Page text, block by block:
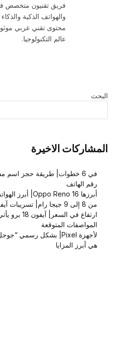
فريق تقنيون متخصص
والهواتف الذكية
محتوى تقني عربي
عالم التكنولوجيا.
البحث
المشاركات الاخيرة
في 6 خطوات| طريقة حجز اسم
رقم الهاتف
أبرزها Oppo Reno 16| أبرز الهواتف المرتقبة في يوليو 2026
من 8 إلى 9 جيجا رام| تسريبات آيفون 18 الأساسي
المواصفات المتوقعة
هي أبرز المزايا